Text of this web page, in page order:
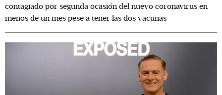
contagiado por segunda ocasión del nuevo coronavirus en
menos de un mes pese a tener las dos vacunas